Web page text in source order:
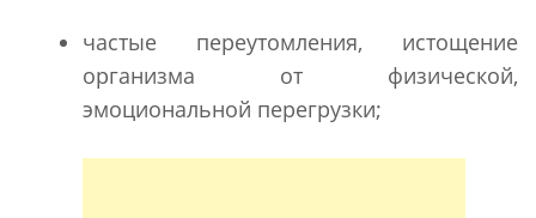
частые переутомления, истощение
организма от физической,
эмоциональной перегрузки;